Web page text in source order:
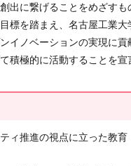
出に繋げることをめざすも
標を踏まえ、名古屋工業大
イノベーションの実現に
積極的に活動することを宣
ィ推進の視点に立った教